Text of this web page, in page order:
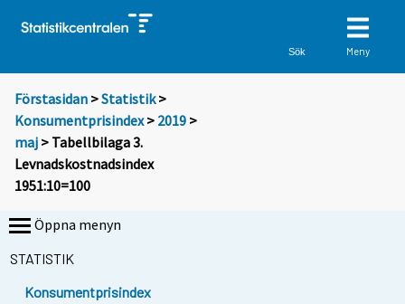
Sök Meny
Förstasidan >Statistik >
Konsumentprisindex> 2019 >
maj > Tabellbilaga 3.
Levnadskostnadsindex
1951:10=100
Öppna menyn
STATISTIK
Konsumentprisindex